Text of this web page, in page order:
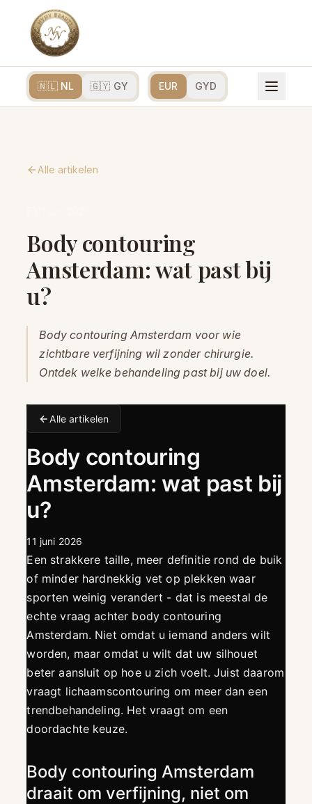
🇳🇱 NL 🇬🇾 GY EUR GYD
Alle artikelen
Body contouring
Amsterdam: wat past bij
u?
Body contouring Amsterdam voor wie
zichtbare verfijning wil zonder chirurgie.
Ontdek welke behandeling past bij uw doel.
Alle artikelen
Body contouring
Amsterdam: wat past bij
u?
11 juni 2026
Een strakkere taille, meer definitie rond de buik
of minder hardnekkig vet op plekken waar
sporten weinig verandert - dat is meestal de
echte vraag achter body contouring
Amsterdam. Niet omdat u iemand anders wilt
worden, maar omdat u wilt dat uw silhouet
beter aansluit op hoe u zich voelt. Juist daarom
vraagt lichaamscontouring om meer dan een
trendbehandeling. Het vraagt om een
doordachte keuze.
Body contouring Amsterdam
draait om verfijning, niet om